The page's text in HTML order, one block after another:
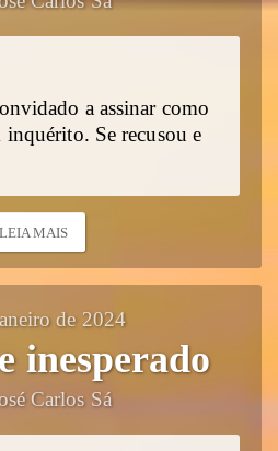
a assinar como
inquérito. Se recusou e
LEIA MAIS
de 2024
inesperado
Carlos Sá